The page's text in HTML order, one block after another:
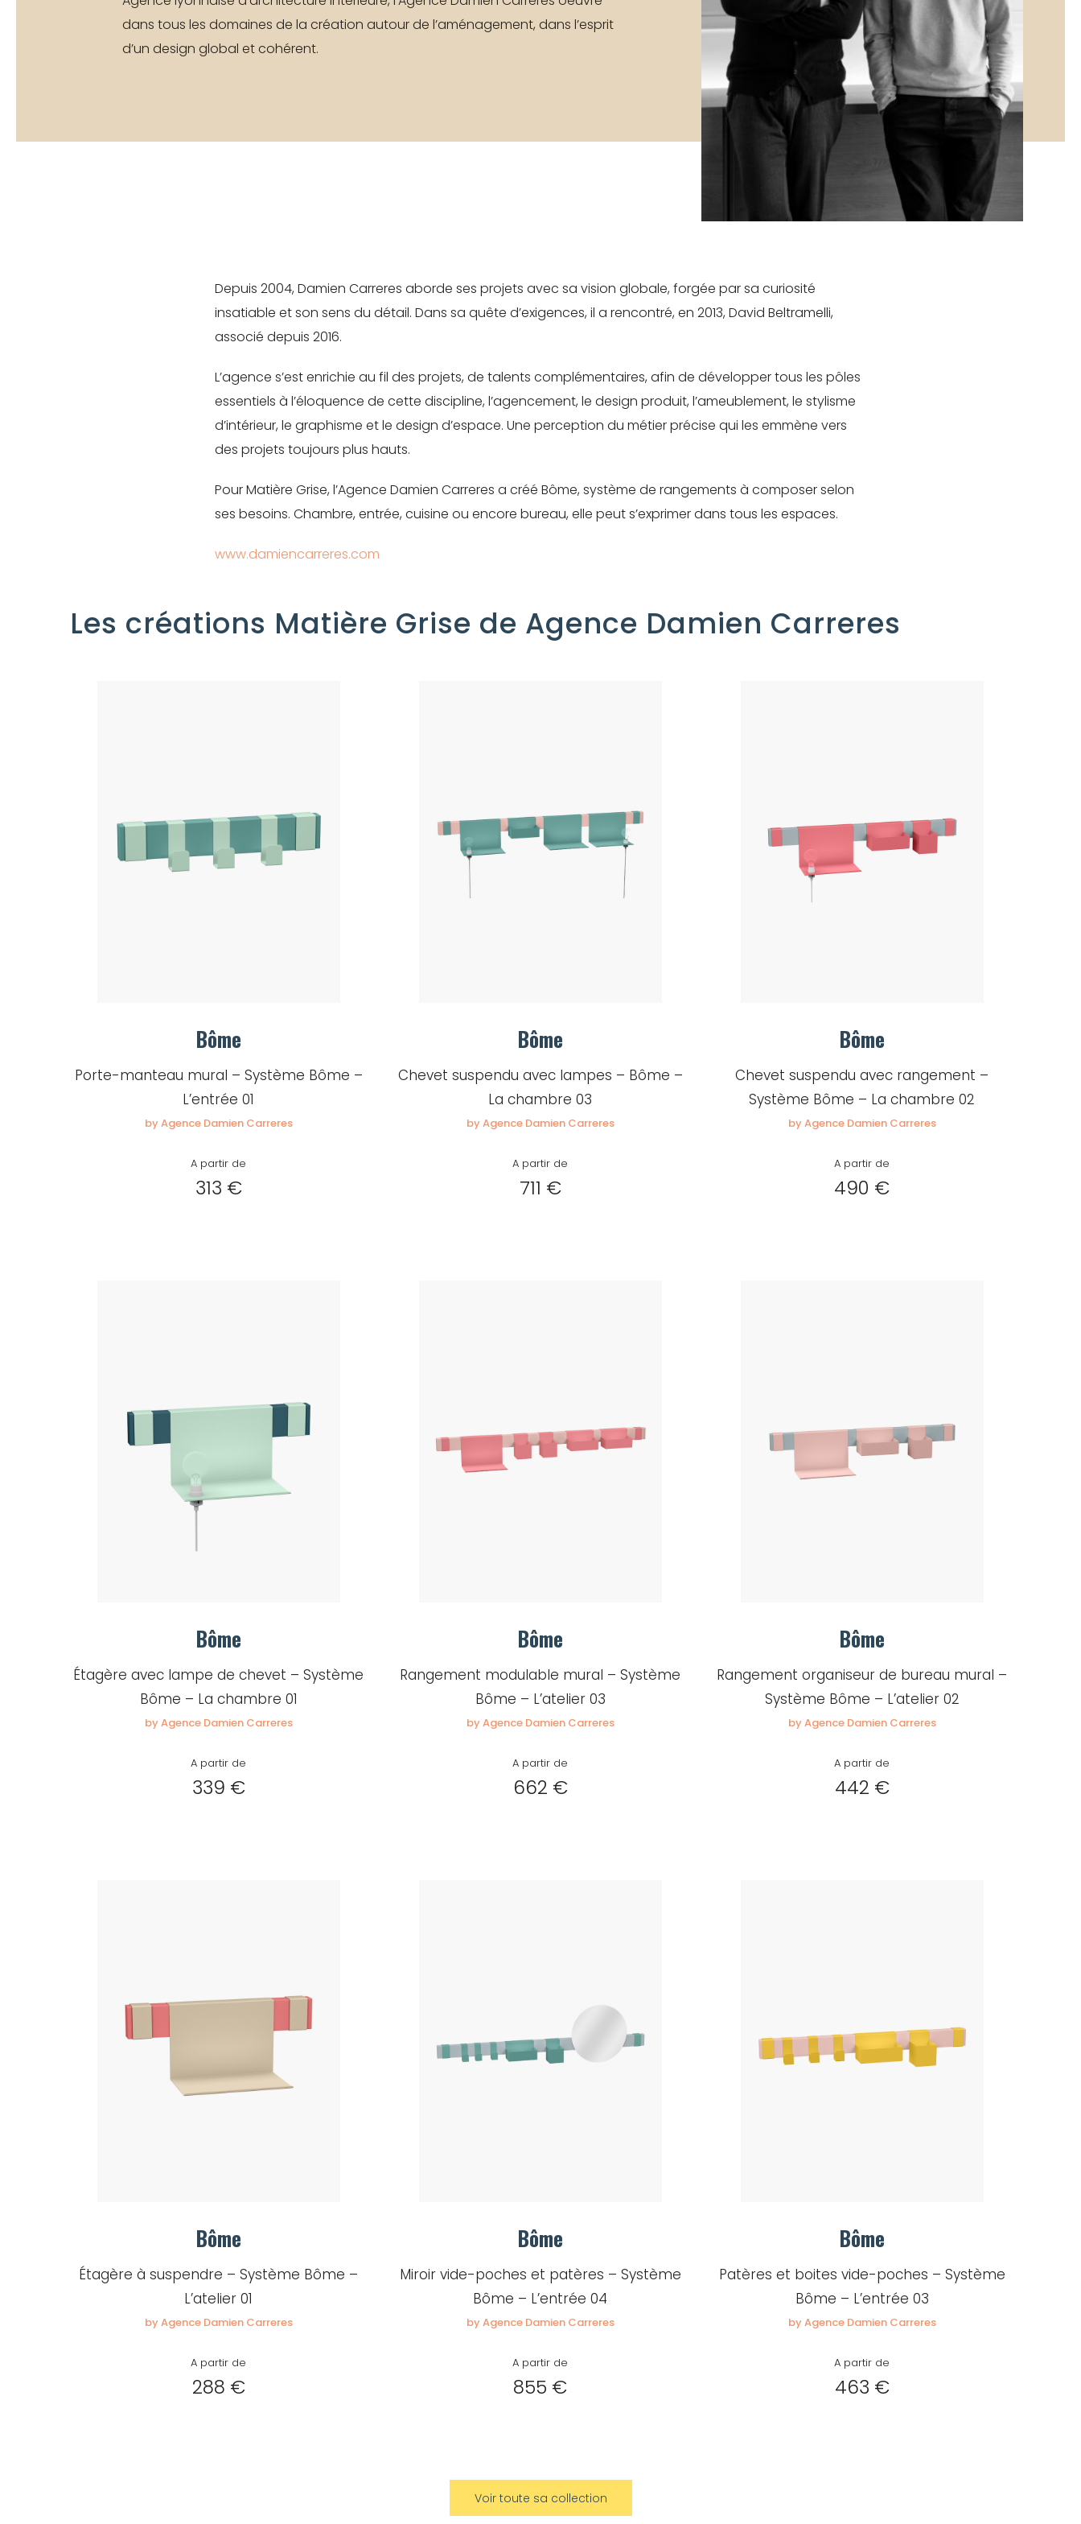
et suivez vos commandes.
techniques (fiches
Je souhaite rester connecté
Se connecter
J’ai perdu mon mot de passe
dans tous les domaines de la création autour de l’aménagement, dans l’esprit
d’un design global et cohérent.
Depuis 2004, Damien Carreres aborde ses projets avec sa vision globale, forgée par sa curiosité
insatiable et son sens du détail. Dans sa quête d’exigences, il a rencontré, en 2013, David Beltramelli,
associé depuis 2016.
L’agence s’est enrichie au fil des projets, de talents complémentaires, afin de développer tous les pôles
essentiels à l’éloquence de cette discipline, l’agencement, le design produit, l’ameublement, le stylisme
d’intérieur, le graphisme et le design d’espace. Une perception du métier précise qui les emmène vers
des projets toujours plus hauts.
Pour Matière Grise, l’Agence Damien Carreres a créé Bôme, système de rangements à composer selon
ses besoins. Chambre, entrée, cuisine ou encore bureau, elle peut s’exprimer dans tous les espaces.
www.damiencarreres.com
Les créations Matière Grise de Agence Damien Carreres
Bôme
Porte-manteau mural – Système Bôme –
L’entrée 01
by Agence Damien Carreres
A partir de
313 €
Bôme
Chevet suspendu avec lampes – Bôme –
La chambre 03
by Agence Damien Carreres
A partir de
711 €
Bôme
Chevet suspendu avec rangement –
Système Bôme – La chambre 02
by Agence Damien Carreres
A partir de
490 €
Bôme
Étagère avec lampe de chevet – Système
Bôme – La chambre 01
by Agence Damien Carreres
A partir de
339 €
Bôme
Rangement modulable mural – Système
Bôme – L’atelier 03
by Agence Damien Carreres
A partir de
662 €
Bôme
Rangement organiseur de bureau mural –
Système Bôme – L’atelier 02
by Agence Damien Carreres
A partir de
442 €
Bôme
Étagère à suspendre – Système Bôme –
L’atelier 01
by Agence Damien Carreres
A partir de
288 €
Bôme
Miroir vide-poches et patères – Système
Bôme – L’entrée 04
by Agence Damien Carreres
A partir de
855 €
Bôme
Patères et boites vide-poches – Système
Bôme – L’entrée 03
by Agence Damien Carreres
A partir de
463 €
Voir toute sa collection